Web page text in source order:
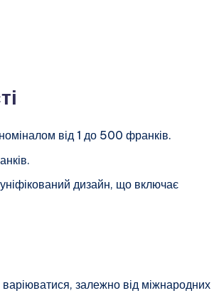
від 1 до 500 франків.
дизайн, що включає
залежно від міжнародних